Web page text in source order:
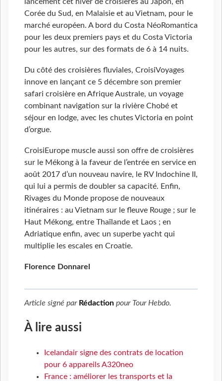
Corée du Sud, en Malaisie et au Vietnam, pour le
marché européen. A bord du Costa NéoRomantica
pour les deux premiers pays et du Costa Victoria
pour les autres, sur des formats de 6 à 14 nuits.
Du côté des croisières fluviales, CroisiVoyages
innove en lançant ce 5 décembre son premier
safari croisière en Afrique Australe, un voyage
combinant navigation sur la rivière Chobé et
séjour en lodge, avec les chutes Victoria en point
d’orgue.
CroisiEurope muscle aussi son offre de croisières
sur le Mékong à la faveur de l’entrée en service en
août 2017 d’un nouveau navire, le RV Indochine II,
qui lui a permis de doubler sa capacité. Enfin,
Rivages du Monde propose de nouveaux
itinéraires : au Vietnam sur le fleuve Rouge ; sur le
Haut Mékong, entre Thaïlande et Laos ; en
Adriatique enfin, avec un superbe yacht qui
multiplie les escales en Croatie.
Florence Donnarel
Article signé par Rédaction pour Tour Hebdo.
À lire aussi
Icelandair signe des contrats de location
pour 6 appareils A320neo
France : améliorer les transports et la